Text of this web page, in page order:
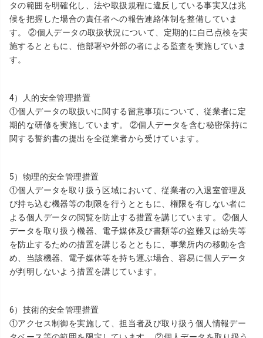
タの範囲を明確化し、法や取扱規程に違反している事実又は兆
候を把握した場合の責任者への報告連絡体制を整備していま
す。 ②個人データの取扱状況について、定期的に自己点検を実
施するとともに、他部署や外部の者による監査を実施していま
す。
4）人的安全管理措置
①個人データの取扱いに関する留意事項について、従業者に定
期的な研修を実施しています。 ②個人データを含む秘密保持に
関する誓約書の提出を全従業者から受けています。
5）物理的安全管理措置
①個人データを取り扱う区域において、従業者の入退室管理及
び持ち込む機器等の制限を行うとともに、権限を有しない者に
よる個人データの閲覧を防止する措置を講じています。 ②個人
データを取り扱う機器、電子媒体及び書類等の盗難又は紛失等
を防止するための措置を講じるとともに、事業所内の移動を含
め、当該機器、電子媒体等を持ち運ぶ場合、容易に個人データ
が判明しないよう措置を講じています。
6）技術的安全管理措置
①アクセス制御を実施して、担当者及び取り扱う個人情報デー